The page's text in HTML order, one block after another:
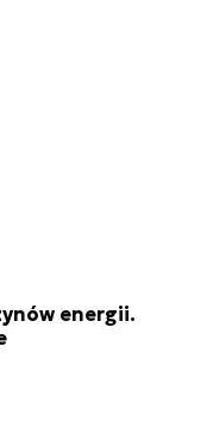
energii.